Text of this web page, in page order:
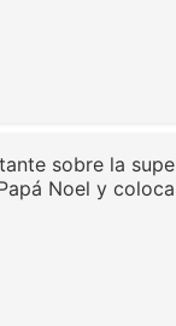
sobre la
Noel y